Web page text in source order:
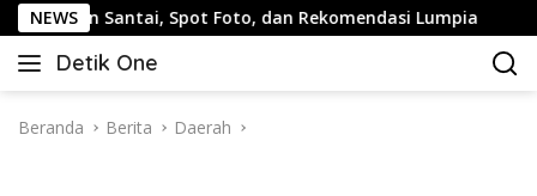
Langsung
ke
konten
NEWS
Santai, Spot Foto, dan Rekomendasi Lumpia
Detik One
Tajam
Fakta
Beranda Berita Daerah